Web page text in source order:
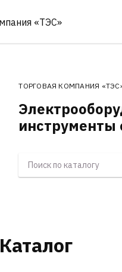
ТОРГОВАЯ КОМПАНИЯ
инструменты
Каталог